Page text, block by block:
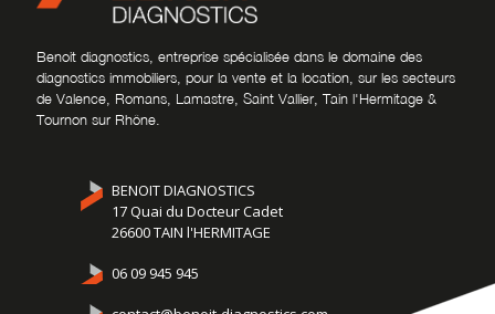
Benoit diagnostics, entreprise spécialisée dans le domaine des
diagnostics immobiliers, pour la vente et la location, sur les secteurs
de Valence, Romans, Lamastre, Saint Vallier, Tain l'Hermitage &
Tournon sur Rhône.
BENOIT DIAGNOSTICS
17 Quai du Docteur Cadet
26600 TAIN l'HERMITAGE
06 09 945 945